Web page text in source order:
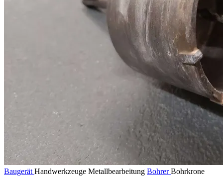
Baugerät Handwerkzeuge Metallbearbeitung BohrerBohrkrone